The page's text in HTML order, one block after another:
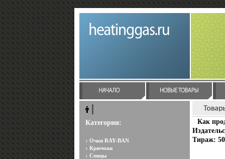
Категории:
Очки RAY-BAN
Крючоки
Спицы
Как
Тираж: